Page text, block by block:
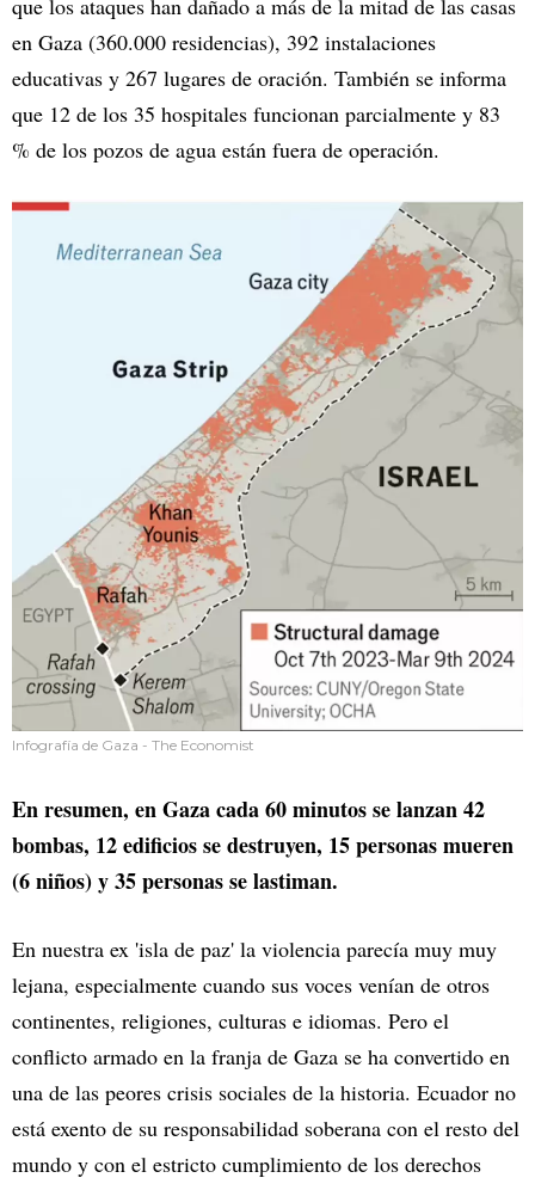
que los ataques han dañado a más de la mitad de las casas
en Gaza (360.000 residencias), 392 instalaciones
educativas y 267 lugares de oración. También se informa
que 12 de los 35 hospitales funcionan parcialmente y 83
% de los pozos de agua están fuera de operación.
Infografía de Gaza - The Economist
En resumen, en Gaza cada 60 minutos se lanzan 42
bombas, 12 edificios se destruyen, 15 personas mueren
(6 niños) y 35 personas se lastiman.
En nuestra ex 'isla de paz' la violencia parecía muy muy
lejana, especialmente cuando sus voces venían de otros
continentes, religiones, culturas e idiomas. Pero el
conflicto armado en la franja de Gaza se ha convertido en
una de las peores crisis sociales de la historia. Ecuador no
está exento de su responsabilidad soberana con el resto del
mundo y con el estricto cumplimiento de los derechos